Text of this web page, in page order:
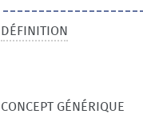
DÉFINITION
CONCEPT GÉNÉRIQUE